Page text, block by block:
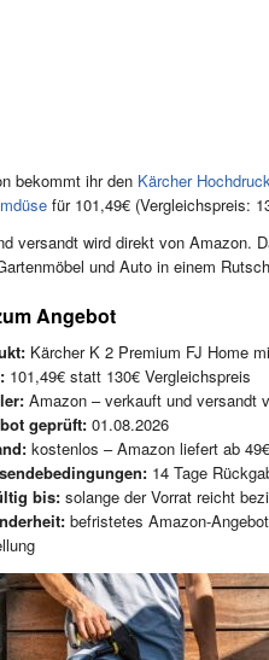
bekommt ihr den Kärcher
für 101,49€ (Vergleichspreis:
versandt wird direkt von Amazon.
und Auto in einem
Angebot
Kärcher K 2 Premium FJ Home
101,49€ statt 130€ Vergleichspreis
Amazon – verkauft und versandt
geprüft: 01.08.2026
kostenlos – Amazon liefert ab
14 Tage
bis: solange der Vorrat reicht
befristetes Amazon-